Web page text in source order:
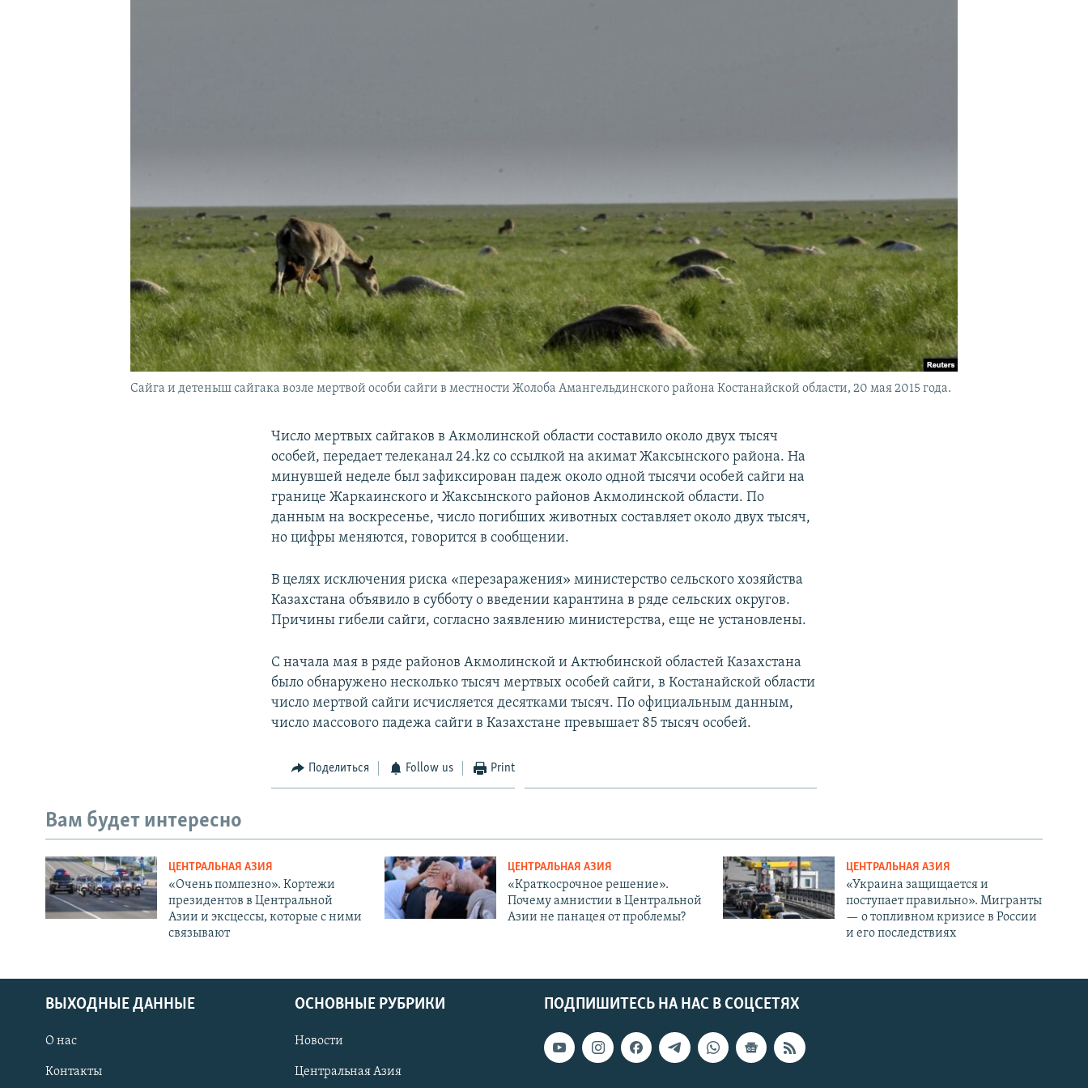
Сайга и детеныш сайгака возле мертвой особи сайги в местности Жолоба Амангельдинского района Костанайской области, 20 мая 2015 года.
Число мертвых сайгаков в Акмолинской области составило около двух тысяч
особей, передает телеканал 24.kz со ссылкой на акимат Жаксынского района. На
минувшей неделе был зафиксирован падеж около одной тысячи особей сайги на
границе Жаркаинского и Жаксынского районов Акмолинской области. По
данным на воскресенье, число погибших животных составляет около двух тысяч,
но цифры меняются, говорится в сообщении.
В целях исключения риска «перезаражения» министерство сельского хозяйства
Казахстана объявило в субботу о введении карантина в ряде сельских округов.
Причины гибели сайги, согласно заявлению министерства, еще не установлены.
С начала мая в ряде районов Акмолинской и Актюбинской областей Казахстана
было обнаружено несколько тысяч мертвых особей сайги, в Костанайской области
число мертвой сайги исчисляется десятками тысяч. По официальным данным,
число массового падежа сайги в Казахстане превышает 85 тысяч особей.
Поделиться Follow us Print
Вам будет интересно
ЦЕНТРАЛЬНАЯ АЗИЯ
«Очень помпезно». Кортежи
президентов в Центральной
Азии и эксцессы, которые с ними
связывают
ЦЕНТРАЛЬНАЯ АЗИЯ
«Краткосрочное решение».
Почему амнистии в Центральной
Азии не панацея от проблемы?
ЦЕНТРАЛЬНАЯ АЗИЯ
«Украина защищается и
поступает правильно». Мигранты
— о топливном кризисе в России
и его последствиях
ПОДПИШИТЕСЬ НА НАС В СОЦСЕТЯХ
ВЫХОДНЫЕ ДАННЫЕ
О нас
Контакты
ОСНОВНЫЕ РУБРИКИ
Новости
Центральная Азия